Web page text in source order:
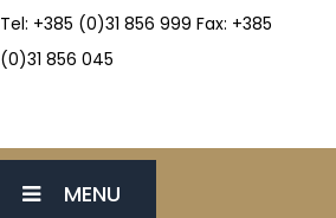
Tel: +385 (0)31 856 999 Fax: +385
(0)31 856 045
MENU